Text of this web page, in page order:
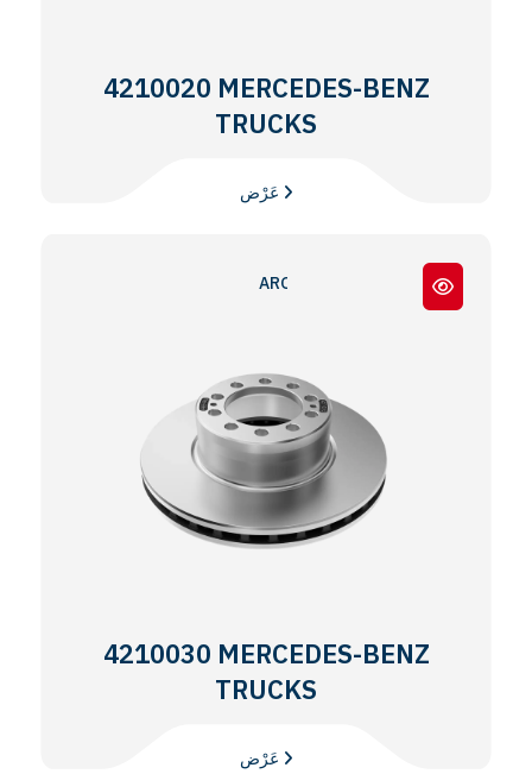
4210020 MERCEDES-BENZ
TRUCKS
AROCS - ACTROS MP4 - MP5
4210030 MERCEDES-BENZ
TRUCKS